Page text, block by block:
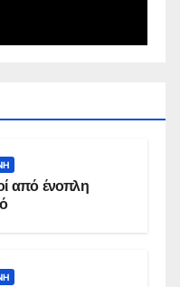
από ένοπλη